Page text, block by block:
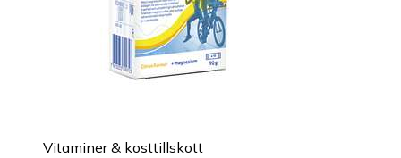
Vitaminer & kosttillskott